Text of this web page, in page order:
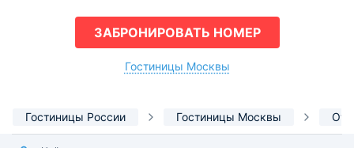
ЗАБРОНИРОВАТЬ НОМЕР
Гостиницы Москвы
Гостиницы России Гостиницы Москвы